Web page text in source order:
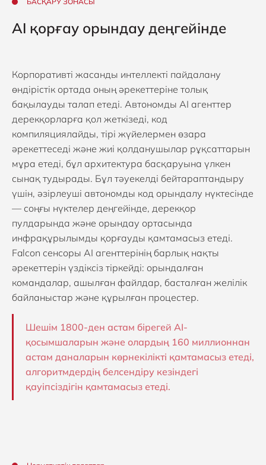
AI қорғау орындау деңгейінде
Корпоративті жасанды интеллекті пайдалану
өндірістік ортада оның әрекеттеріне толық
бақылауды талап етеді. Автономды AI агенттер
дерекқорларға қол жеткізеді, код
компиляциялайды, тірі жүйелермен өзара
әрекеттеседі және жиі қолданушылар рұқсаттарын
мұра етеді, бұл архитектура басқаруына үлкен
сынақ тудырады. Бұл тәуекелді бейтараптандыру
үшін, әзірлеуші автономды код орындалу нүктесінде
— соңғы нүктелер деңгейінде, дерекқор
пулдарында және орындау ортасында
инфрақұрылымды қорғауды қамтамасыз етеді.
Falcon сенсоры AI агенттерінің барлық нақты
әрекеттерін үздіксіз тіркейді: орындалған
командалар, ашылған файлдар, басталған желілік
байланыстар және құрылған процестер.
Шешім 1800-ден астам бірегей AI-
қосымшаларын және олардың 160 миллионнан
астам даналарын көрнекілікті қамтамасыз етеді,
алгоритмдердің белсендіру кезіндегі
қауіпсіздігін қамтамасыз етеді.